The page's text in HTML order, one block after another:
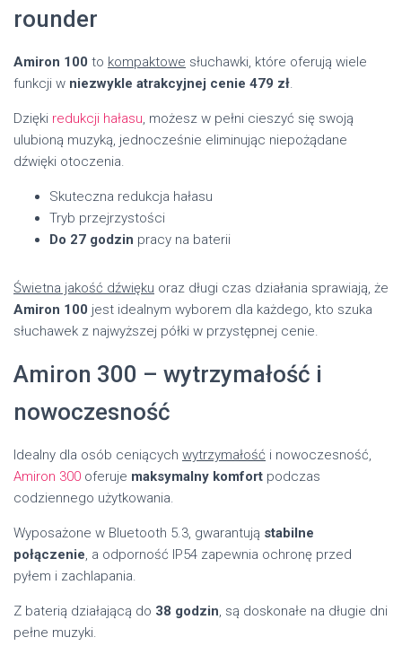
rounder
Amiron 100 to kompaktowe słuchawki, które oferują wiele
funkcji w niezwykle atrakcyjnej cenie 479 zł.
Dzięki redukcji hałasu, możesz w pełni cieszyć się swoją
ulubioną muzyką, jednocześnie eliminując niepożądane
dźwięki otoczenia.
Skuteczna redukcja hałasu
Tryb przejrzystości
Do 27 godzin pracy na baterii
Świetna jakość dźwięku oraz długi czas działania sprawiają, że
Amiron 100 jest idealnym wyborem dla każdego, kto szuka
słuchawek z najwyższej półki w przystępnej cenie.
Amiron 300 – wytrzymałość i
nowoczesność
Idealny dla osób ceniących wytrzymałość i nowoczesność,
Amiron 300 oferuje maksymalny komfort podczas
codziennego użytkowania.
Wyposażone w Bluetooth 5.3, gwarantują stabilne
połączenie, a odporność IP54 zapewnia ochronę przed
pyłem i zachlapania.
Z baterią działającą do 38 godzin, są doskonałe na długie dni
pełne muzyki.